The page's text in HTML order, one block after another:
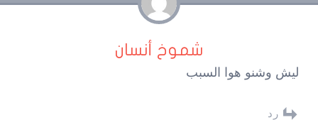
شموخ أنسان
ليش وشنو هوا السبب
رد